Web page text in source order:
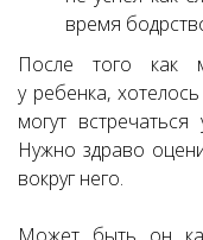
время
После того как
у ребенка,
могут
Нужно здраво
вокруг него.